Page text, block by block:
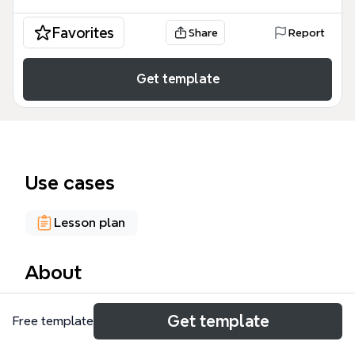
Favorites Share Report
Get template
Use cases
Lesson plan
About
Cette mind map pédagogique, conçue pour des
élèves de cycle 2 ou 3, détaille un projet de
Free template Get template